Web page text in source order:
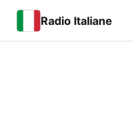
Radio Italiane